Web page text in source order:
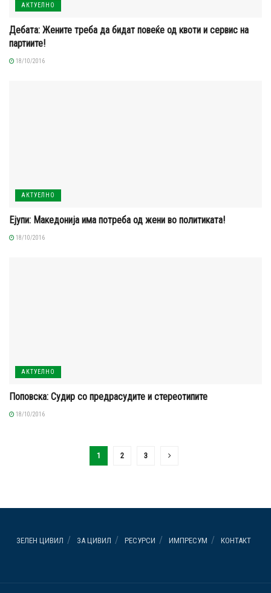
АКТУЕЛНО
Дебата: Жените треба да бидат повеќе од квоти и сервис на
партиите!
18/10/2016
АКТУЕЛНО
Ејупи: Македонија има потреба од жени во политиката!
18/10/2016
АКТУЕЛНО
Поповска: Судир со предрасудите и стереотипите
18/10/2016
1 2 3
ЗЕЛЕН ЦИВИЛ ЗА ЦИВИЛ РЕСУРСИ ИМПРЕСУМ КОНТАКТ